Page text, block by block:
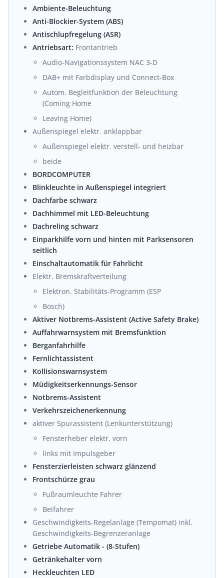
Ambiente-Beleuchtung
Anti-Blockier-System (ABS)
Antischlupfregelung (ASR)
Antriebsart: Frontantrieb
Audio-Navigationssystem NAC 3-D
DAB+ mit Farbdisplay und Connect-Box
Autom. Begleitfunktion der Beleuchtung
(Coming Home
Leaving Home)
Außenspiegel elektr. anklappbar
Außenspiegel elektr. verstell- und heizbar
beide
BORDCOMPUTER
Blinkleuchte in Außenspiegel integriert
Dachfarbe schwarz
Dachhimmel mit LED-Beleuchtung
Dachreling schwarz
Einparkhilfe vorn und hinten mit Parksensoren
seitlich
Einschaltautomatik für Fahrlicht
Elektr. Bremskraftverteilung
Elektron. Stabilitäts-Programm (ESP
Bosch)
Aktiver Notbrems-Assistent (Active Safety Brake)
Auffahrwarnsystem mit Bremsfunktion
Berganfahrhilfe
Fernlichtassistent
Kollisionswarnsystem
Müdigkeitserkennungs-Sensor
Notbrems-Assistent
Verkehrszeichenerkennung
aktiver Spurassistent (Lenkunterstützung)
Fensterheber elektr. vorn
links mit Impulsgeber
Fensterzierleisten schwarz glänzend
Frontschürze grau
Fußraumleuchte Fahrer
Beifahrer
Geschwindigkeits-Regelanlage (Tempomat) inkl.
Geschwindigkeits-Begrenzeranlage
Getriebe Automatik - (8-Stufen)
Getränkehalter vorn
Heckleuchten LED